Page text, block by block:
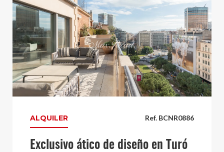
Ref. BCNR0886
ALQUILER
Exclusivo ático de diseño en Turó